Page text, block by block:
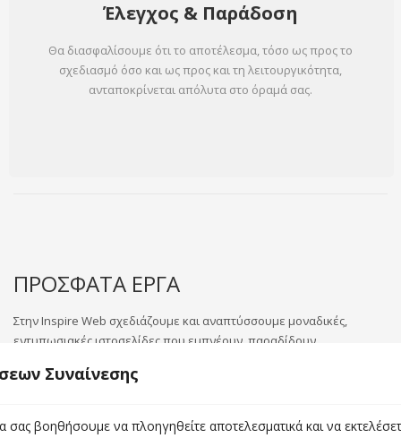
Συναίνεσης
βοηθήσουμε να πλοηγηθείτε αποτελεσματικά και να
Έλεγχος & Παράδοση
Θα διασφαλίσουμε ότι το αποτέλεσμα, τόσο ως προς το
σχεδιασμό όσο και ως προς και τη λειτουργικότητα,
ανταποκρίνεται απόλυτα στο όραμά σας.
ΠΡΟΣΦΑΤΑ ΕΡΓΑ
Στην Inspire Web σχεδιάζουμε και αναπτύσσουμε μοναδικές,
εντυπωσιακές ιστοσελίδες που εμπνέουν, παραδίδουν
μας